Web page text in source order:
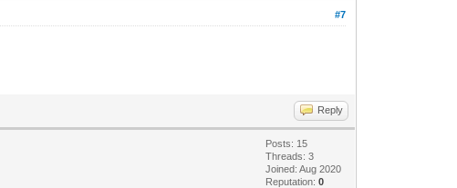
#7
Reply
Posts: 15
Threads: 3
Joined: Aug 2020
Reputation:0